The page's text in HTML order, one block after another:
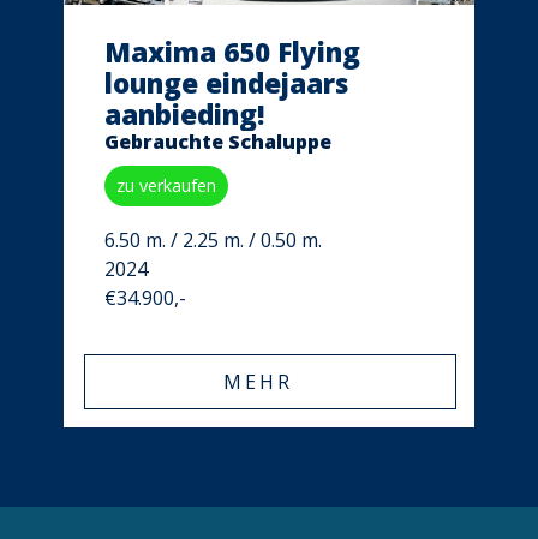
Maxima 650 Flying
lounge eindejaars
aanbieding!
Gebrauchte Schaluppe
zu verkaufen
6.50 m. / 2.25 m. / 0.50 m.
2024
€34.900,-
MEHR